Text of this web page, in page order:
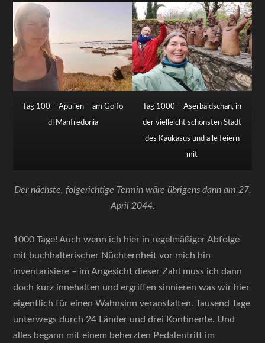
Tag 100 – Apulien – am Golfo
di Manfredonia
Tag 1000 – Aserbaidschan, in
der vielleicht schönsten Stadt
des Kaukasus und alle feiern
mit
Der nächste, folgerichtige Termin wäre übrigens dann am 27.
April 2044.
1000 Tage! Auch wenn ich hier in regelmäßiger Abfolge
mit buchhalterischer Nüchternheit vor mich hin
inventarisiere – im Angesicht dieser Zahl muss ich dann
doch kurz innehalten und ergriffen sinnieren was wir hier
eigentlich für einen Wahnsinn veranstalten. Tausend Tage
unterwegs durch 24 Länder und drei Kontinente. Und
alles begann mit einem beherzten Pedalentritt im